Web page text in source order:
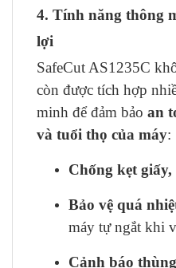
4. Tính năng thông
lợi
SafeCut AS1235C
còn được tích hợp
minh để đảm bảo an
và tuổi thọ của máy:
Chống kẹt
Bảo vệ quá
máy tự ngắt khi
Cảnh báo